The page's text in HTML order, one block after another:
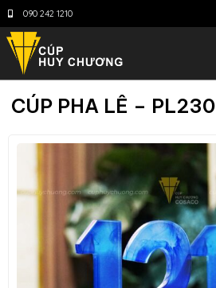
090 242 1210
CÚP PHA LÊ – PL230